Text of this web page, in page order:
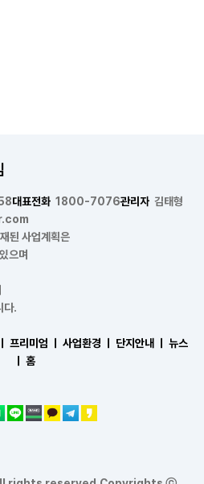
대표전화 1800-7076관리자 김태형
된 사업계획은
으며
다.
프리미엄 ㅣ 사업환경 ㅣ 단지안내 ㅣ
뉴스
홈